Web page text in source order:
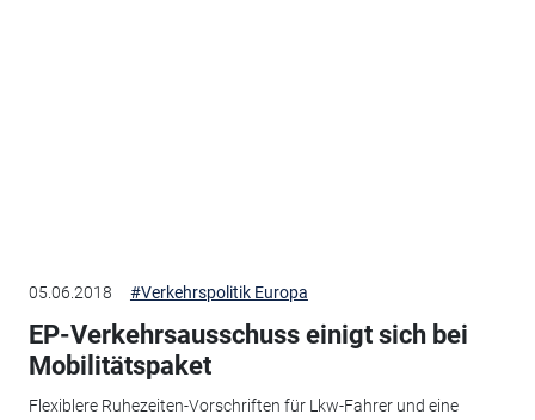
05.06.2018 #Verkehrspolitik Europa
EP-Verkehrsausschuss einigt sich bei
Mobilitätspaket
Flexiblere Ruhezeiten-Vorschriften für Lkw-Fahrer und eine